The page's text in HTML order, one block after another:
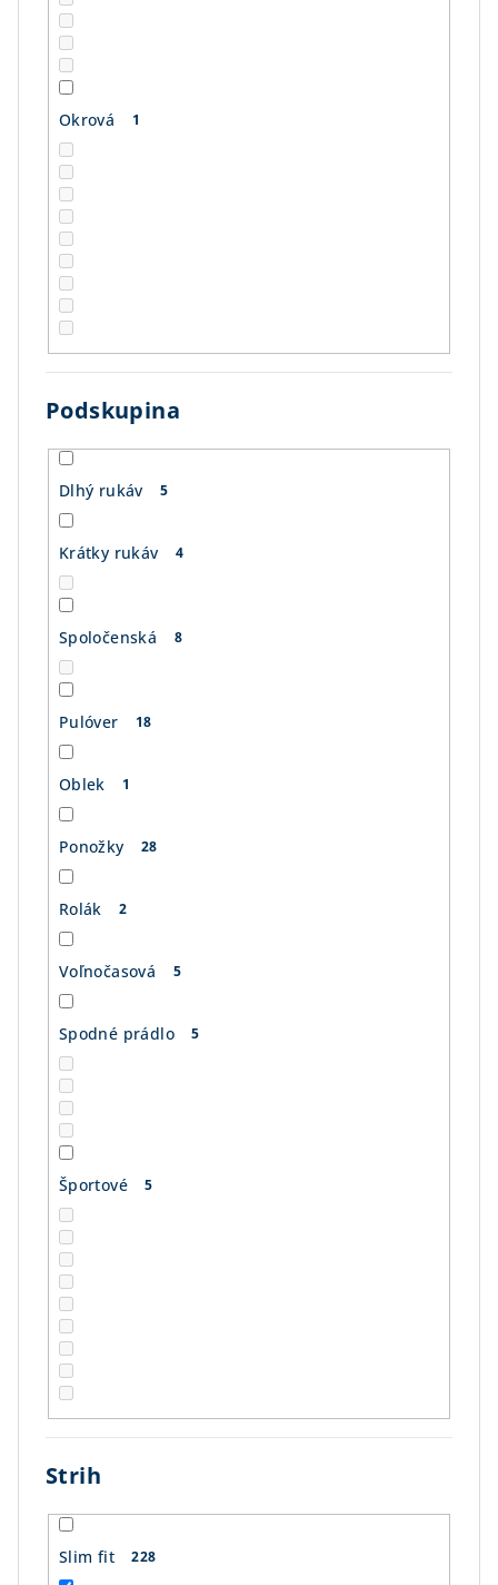
Okrová 1
Podskupina
Dlhý rukáv 5
Krátky rukáv 4
Spoločenská 8
Pulóver 18
Oblek 1
Ponožky 28
Rolák 2
Voľnočasová 5
Spodné prádlo 5
Športové 5
Strih
Slim fit 228